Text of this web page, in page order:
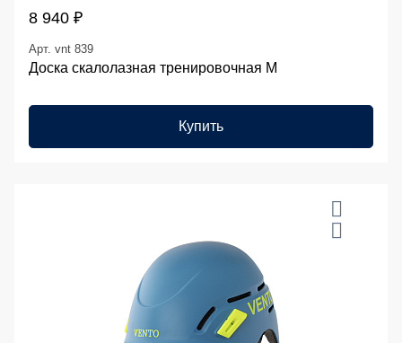
8 940 ₽
Арт. vnt 839
Доска скалолазная тренировочная M
Купить